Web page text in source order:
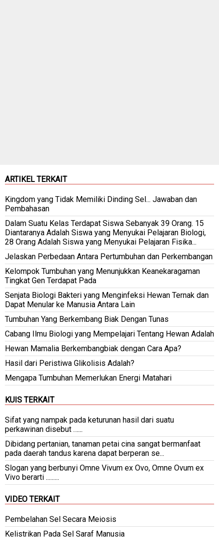
ARTIKEL TERKAIT
Kingdom yang Tidak Memiliki Dinding Sel... Jawaban dan
Pembahasan
Dalam Suatu Kelas Terdapat Siswa Sebanyak 39 Orang. 15
Diantaranya Adalah Siswa yang Menyukai Pelajaran Biologi,
28 Orang Adalah Siswa yang Menyukai Pelajaran Fisika...
Jelaskan Perbedaan Antara Pertumbuhan dan Perkembangan
Kelompok Tumbuhan yang Menunjukkan Keanekaragaman
Tingkat Gen Terdapat Pada
Senjata Biologi Bakteri yang Menginfeksi Hewan Ternak dan
Dapat Menular ke Manusia Antara Lain
Tumbuhan Yang Berkembang Biak Dengan Tunas
Cabang Ilmu Biologi yang Mempelajari Tentang Hewan Adalah
Hewan Mamalia Berkembangbiak dengan Cara Apa?
Hasil dari Peristiwa Glikolisis Adalah?
Mengapa Tumbuhan Memerlukan Energi Matahari
KUIS TERKAIT
Sifat yang nampak pada keturunan hasil dari suatu
perkawinan disebut …...
Dibidang pertanian, tanaman petai cina sangat bermanfaat
pada daerah tandus karena dapat berperan se...
Slogan yang berbunyi Omne Vivum ex Ovo, Omne Ovum ex
Vivo berarti .........
VIDEO TERKAIT
Pembelahan Sel Secara Meiosis
Kelistrikan Pada Sel Saraf Manusia